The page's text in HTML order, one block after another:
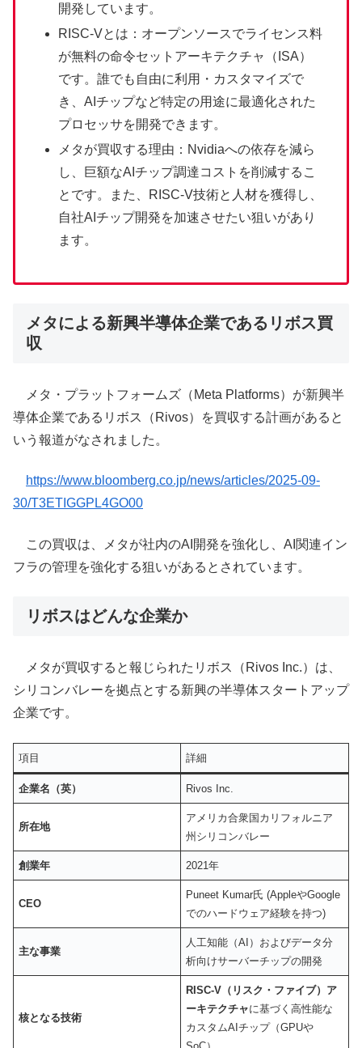
開発しています。
RISC-Vとは：オープンソースでライセンス料
が無料の命令セットアーキテクチャ（ISA）
です。誰でも自由に利用・カスタマイズで
き、AIチップなど特定の用途に最適化された
プロセッサを開発できます。
メタが買収する理由：Nvidiaへの依存を減ら
し、巨額なAIチップ調達コストを削減するこ
とです。また、RISC-V技術と人材を獲得し、
自社AIチップ開発を加速させたい狙いがあり
ます。
メタによる新興半導体企業であるリボス買
収
メタ・プラットフォームズ（Meta Platforms）が新興半
導体企業であるリボス（Rivos）を買収する計画があると
いう報道がなされました。
https://www.bloomberg.co.jp/news/articles/2025-09-
30/T3ETIGGPL4GO00
この買収は、メタが社内のAI開発を強化し、AI関連イン
フラの管理を強化する狙いがあるとされています。
リボスはどんな企業か
メタが買収すると報じられたリボス（Rivos Inc.）は、
シリコンバレーを拠点とする新興の半導体スタートアップ
企業です。
項目 詳細
企業名（英） Rivos Inc.
所在地
アメリカ合衆国カリフォルニア
州シリコンバレー
創業年 2021年
CEO
Puneet Kumar氏 (AppleやGoogle
でのハードウェア経験を持つ)
主な事業
人工知能（AI）およびデータ分
析向けサーバーチップの開発
核となる技術
RISC-V（リスク・ファイブ）ア
ーキテクチャに基づく高性能な
カスタムAIチップ（GPUや